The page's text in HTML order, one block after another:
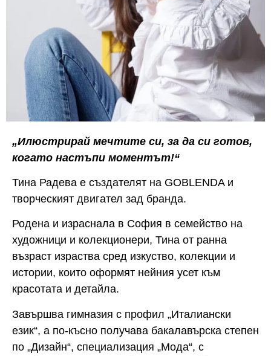
„Илюстрирай мечтите си, за да си готов,
когато настъпи моментът!“
Тина Радева е създателят на GOBLENDA и
творческият двигател зад бранда.
Родена и израснала в София в семейство на
художници и колекционери, Тина от ранна
възраст израства сред изкуство, колекции и
истории, които оформят нейния усет към
красотата и детайла.
Завършва гимназия с профил „Италиански
език“, а по-късно получава бакалавърска степен
по „Дизайн“, специализация „Мода“, с